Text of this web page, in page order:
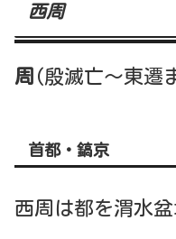
西周
周 (殷滅亡～東遷
首都・ 鎬京
西周は都を渭水